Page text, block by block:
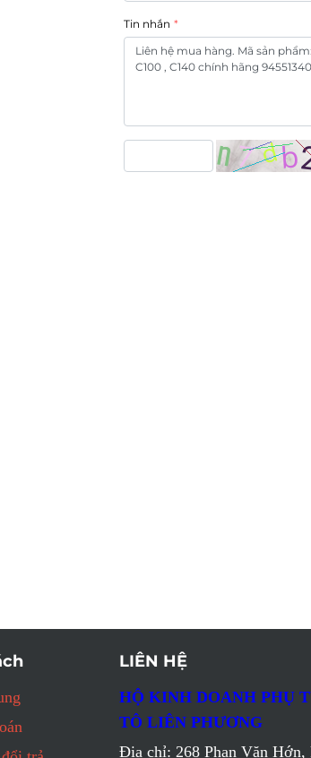
Tin nhắn
LIÊN HỆ
HỘ KINH DOANH PHỤ
TÔ LIÊN PHƯƠNG
Địa chỉ: 268 Phan Văn Hớn,